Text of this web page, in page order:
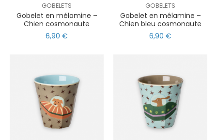
GOBELETS
Gobelet en mélamine –
Chien cosmonaute
6,90 €
GOBELETS
Gobelet en mélamine –
Chien bleu cosmonaute
6,90 €